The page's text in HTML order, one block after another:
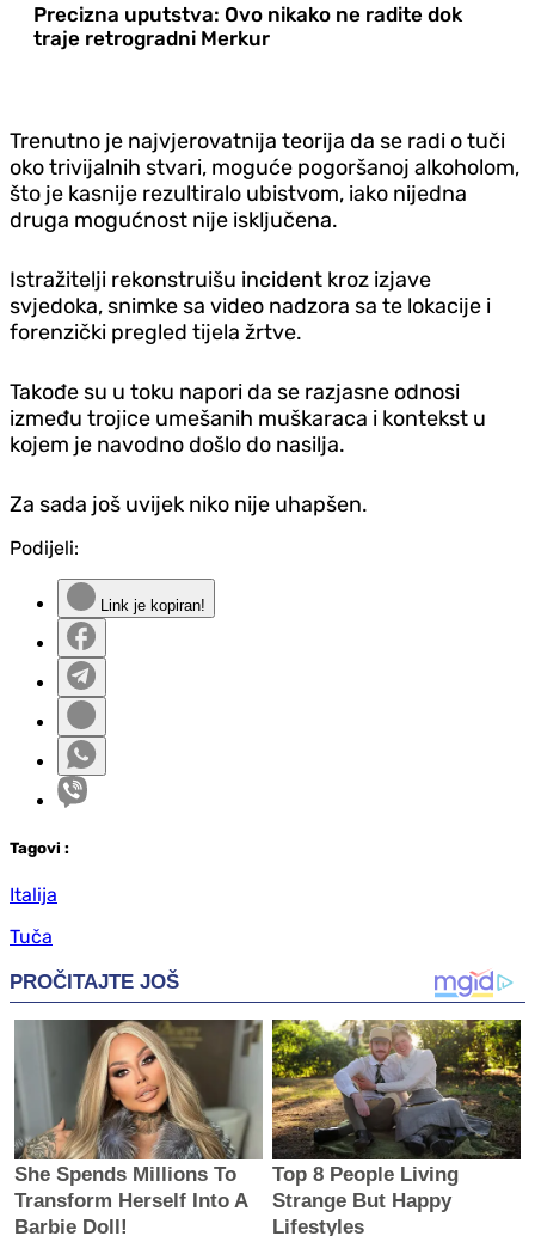
Precizna uputstva: Ovo nikako ne radite dok
traje retrogradni Merkur
Trenutno je najvjerovatnija teorija da se radi o tuči
oko trivijalnih stvari, moguće pogoršanoj alkoholom,
što je kasnije rezultiralo ubistvom, iako nijedna
druga mogućnost nije isključena.
Istražitelji rekonstruišu incident kroz izjave
svjedoka, snimke sa video nadzora sa te lokacije i
forenzički pregled tijela žrtve.
Takođe su u toku napori da se razjasne odnosi
između trojice umešanih muškaraca i kontekst u
kojem je navodno došlo do nasilja.
Za sada još uvijek niko nije uhapšen.
Podijeli:
Link je kopiran!
Tagovi :
Italija
Tuča